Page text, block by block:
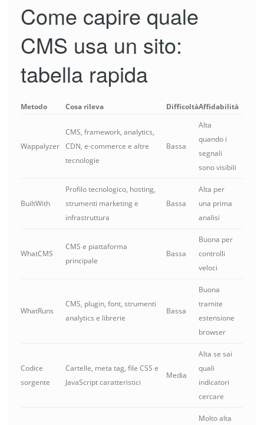
Come capire quale
CMS usa un sito:
tabella rapida
Metodo Cosa rileva DifficoltàAffidabilità
Wappalyzer
CMS, framework, analytics,
CDN, e-commerce e altre
tecnologie
Bassa
Alta
quando i
segnali
sono visibili
BuiltWith
Profilo tecnologico, hosting,
strumenti marketing e
infrastruttura
Bassa
Alta per
una prima
analisi
WhatCMS
CMS e piattaforma
principale
Bassa
Buona per
controlli
veloci
WhatRuns
CMS, plugin, font, strumenti
analytics e librerie
Bassa
Buona
tramite
estensione
browser
Codice
sorgente
Cartelle, meta tag, file CSS e
JavaScript caratteristici
Media
Alta se sai
quali
indicatori
cercare
Molto alta